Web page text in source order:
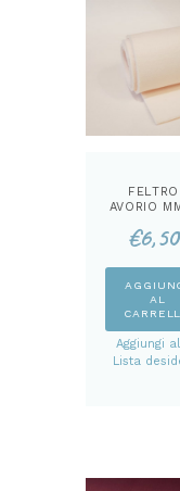
FELTRO
AVORIO
€6,50
AL
Aggiungi
Lista